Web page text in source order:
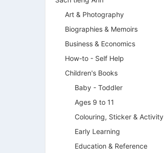
Art & Photography
Biographies & Memoirs
Business & Economics
How-to - Self Help
Children's Books
Baby - Toddler
Ages 9 to 11
Colouring, Sticker & Activity
Early Learning
Education & Reference